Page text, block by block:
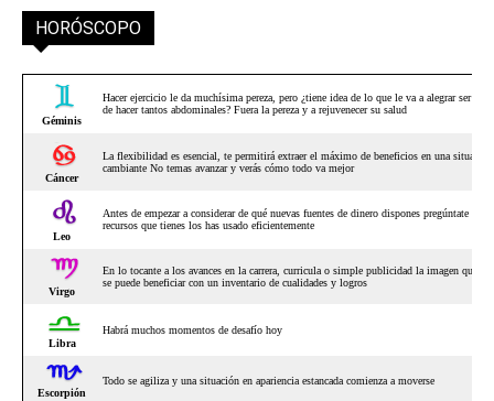
HORÓSCOPO